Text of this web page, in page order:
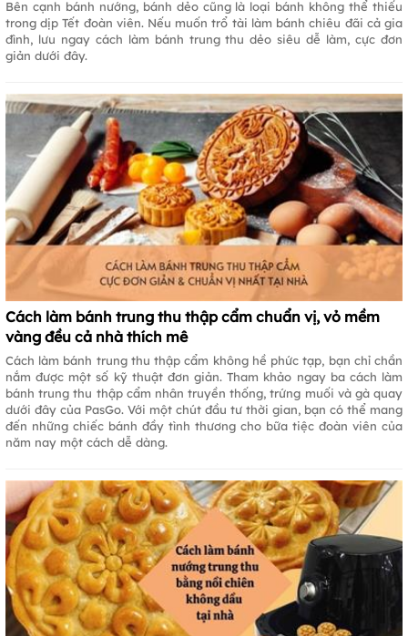
Bên cạnh bánh nướng, bánh dẻo cũng là loại bánh không thể thiếu
trong dịp Tết đoàn viên. Nếu muốn trổ tài làm bánh chiêu đãi cả gia
đình, lưu ngay cách làm bánh trung thu dẻo siêu dễ làm, cực đơn
giản dưới đây.
Cách làm bánh trung thu thập cẩm chuẩn vị, vỏ mềm
vàng đều cả nhà thích mê
Cách làm bánh trung thu thập cẩm không hề phức tạp, bạn chỉ chần
nắm được một số kỹ thuật đơn giản. Tham khảo ngay ba cách làm
bánh trung thu thập cẩm nhân truyền thống, trứng muối và gà quay
dưới đây của PasGo. Với một chút đầu tư thời gian, bạn có thể mang
đến những chiếc bánh đầy tình thương cho bữa tiệc đoàn viên của
năm nay một cách dễ dàng.